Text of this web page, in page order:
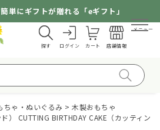
単にギフトが贈れる「eギフト」
探す ログイン カート 店舗情報
メニュー
ちゃ・ぬいぐるみ
木製おもちゃ
） CUTTING BIRTHDAY CAKE（カッティン